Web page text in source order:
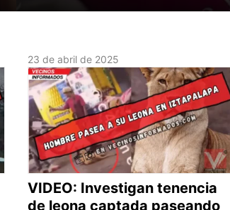
23 de abril de 2025
VIDEO: Investigan tenencia
de leona captada paseando